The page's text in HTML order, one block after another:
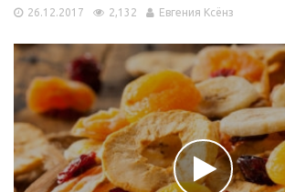
26.12.2017 2,132 Евгения Ксёнз